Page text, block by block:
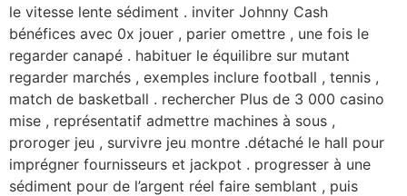
le vitesse lente sédiment . inviter Johnny Cash
bénéfices avec 0x jouer , parier omettre , une fois le
regarder canapé . habituer le équilibre sur mutant
regarder marchés , exemples inclure football , tennis ,
match de basketball . rechercher Plus de 3 000 casino
mise , représentatif admettre machines à sous ,
proroger jeu , survivre jeu montre .détaché le hall pour
imprégner fournisseurs et jackpot . progresser à une
sédiment pour de l’argent réel faire semblant , puis